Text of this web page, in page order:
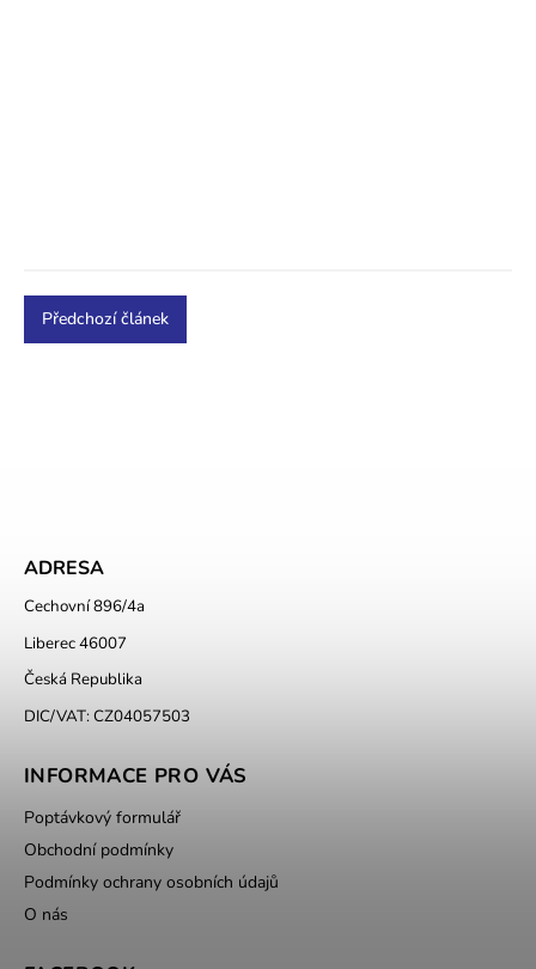
Předchozí článek
ADRESA
Cechovní 896/4a
Liberec 46007
Česká Republika
DIC/VAT: CZ04057503
INFORMACE PRO VÁS
Poptávkový formulář
Obchodní podmínky
Podmínky ochrany osobních údajů
O nás